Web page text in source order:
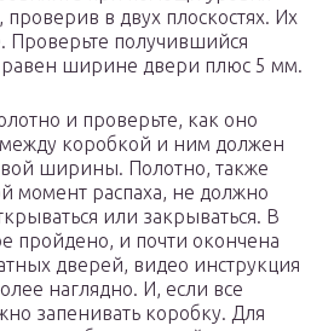
проверив в двух плоскостях. Их
Проверьте получившийся
ширине двери плюс 5 мм.
и проверьте, как оно
между коробкой и ним должен
ширины. Полотно, также
момент распаха, не должно
или закрываться. В
пройдено, и почти окончена
дверей, видео инструкция
наглядно. И, если все
запенивать коробку. Для